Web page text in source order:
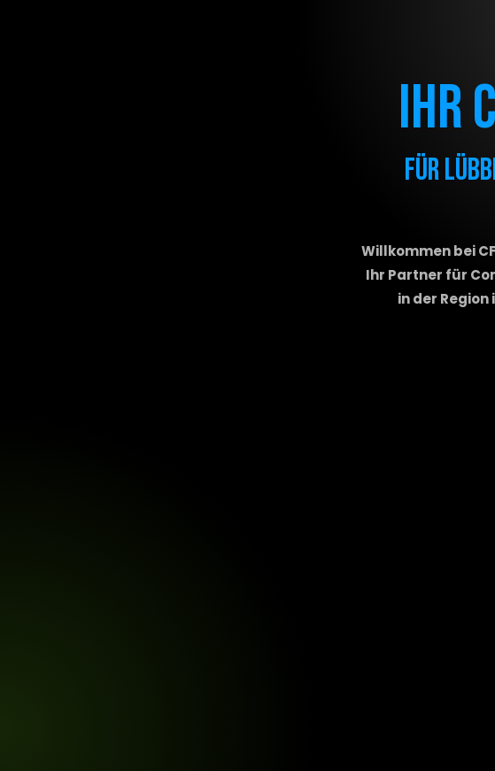
Ihr
für
Willkommen bei
Ihr Partner für
in der